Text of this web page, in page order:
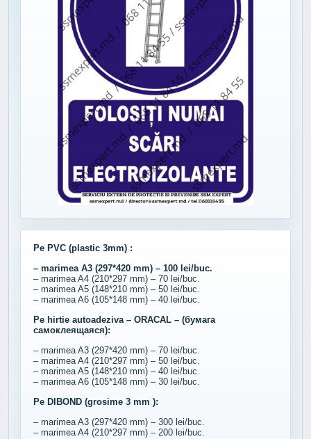
Pe PVC (plastic 3mm) :
– marimea A3 (297*420 mm) – 100 lei/buc.
– marimea A4 (210*297 mm) – 70 lei/buc.
– marimea A5 (148*210 mm) – 50 lei/buc.
– marimea A6 (105*148 mm) – 40 lei/buc.
Pe hirtie autoadeziva – ORACAL – (бумага
самоклеящаяся):
– marimea A3 (297*420 mm) – 70 lei/buc.
– marimea A4 (210*297 mm) – 50 lei/buc.
– marimea A5 (148*210 mm) – 40 lei/buc.
– marimea A6 (105*148 mm) – 30 lei/buc.
Pe DIBOND (grosime 3 mm ):
– marimea A3 (297*420 mm) – 300 lei/buc.
– marimea A4 (210*297 mm) – 200 lei/buc.